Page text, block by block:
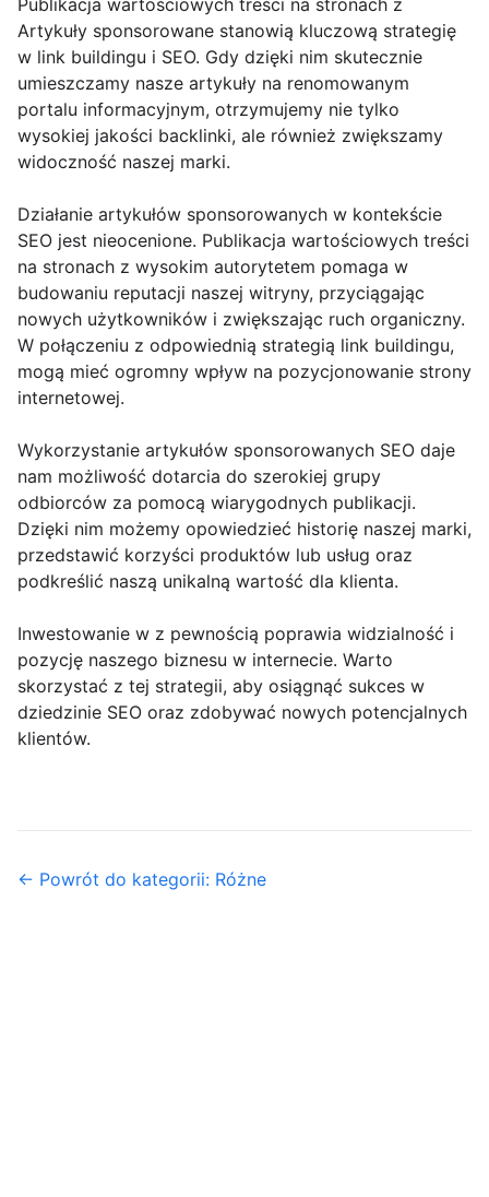
Artykuły sponsorowane stanowią kluczową strategię
w link buildingu i SEO. Gdy dzięki nim skutecznie
umieszczamy nasze artykuły na renomowanym
portalu informacyjnym, otrzymujemy nie tylko
wysokiej jakości backlinki, ale również zwiększamy
widoczność naszej marki.
Działanie artykułów sponsorowanych w kontekście
SEO jest nieocenione. Publikacja wartościowych treści
na stronach z wysokim autorytetem pomaga w
budowaniu reputacji naszej witryny, przyciągając
nowych użytkowników i zwiększając ruch organiczny.
W połączeniu z odpowiednią strategią link buildingu,
mogą mieć ogromny wpływ na pozycjonowanie strony
internetowej.
Wykorzystanie artykułów sponsorowanych SEO daje
nam możliwość dotarcia do szerokiej grupy
odbiorców za pomocą wiarygodnych publikacji.
Dzięki nim możemy opowiedzieć historię naszej marki,
przedstawić korzyści produktów lub usług oraz
podkreślić naszą unikalną wartość dla klienta.
Inwestowanie w z pewnością poprawia widzialność i
pozycję naszego biznesu w internecie. Warto
skorzystać z tej strategii, aby osiągnąć sukces w
dziedzinie SEO oraz zdobywać nowych potencjalnych
klientów.
← Powrót do kategorii: Różne